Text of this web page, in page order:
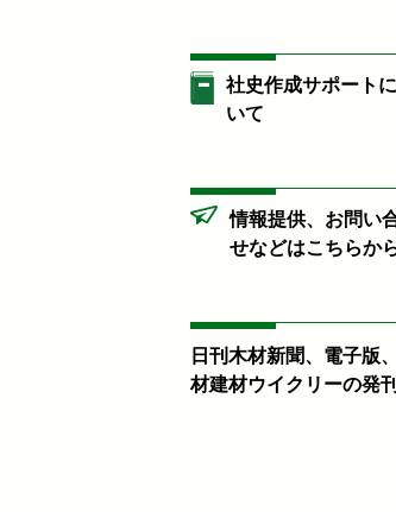
社史作成サポート
いて
情報提供、お問い
せなどはこちらか
日刊木材新聞、電子版
材建材ウイクリーの発